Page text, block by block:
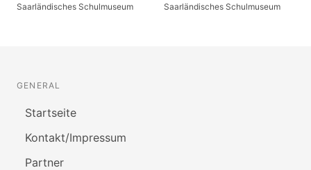
Saarländisches Schulmuseum Saarländisches Schulmuseum
GENERAL
Startseite
Kontakt/Impressum
Partner